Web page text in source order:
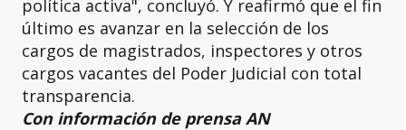
política activa", concluyó. Y reafirmó que el fin
último es avanzar en la selección de los
cargos de magistrados, inspectores y otros
cargos vacantes del Poder Judicial con total
transparencia.
Con información de prensa AN